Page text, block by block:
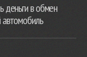
деньги в обмен